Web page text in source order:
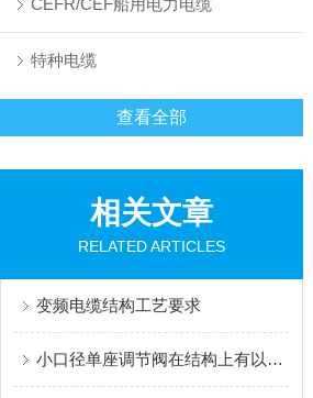
CEFR/CEF船用电力电缆
特种电缆
查看全部
相关文章
RELATED ARTICLES
变频电缆结构工艺要求
小口径单座调节阀在结构上有以下几个特别之处